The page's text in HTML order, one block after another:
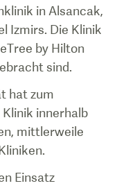
in Alsancak,
Izmirs. Die Klinik
by Hilton
sind.
hat zum
innerhalb
mittlerweile
Einsatz